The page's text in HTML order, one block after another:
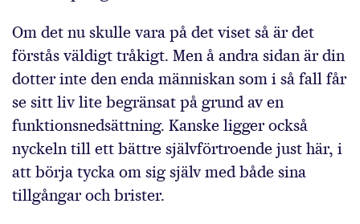
Om det nu skulle vara på det viset så är det
förstås väldigt tråkigt. Men å andra sidan är din
dotter inte den enda människan som i så fall får
se sitt liv lite begränsat på grund av en
funktionsnedsättning. Kanske ligger också
nyckeln till ett bättre självförtroende just här, i
att börja tycka om sig själv med både sina
tillgångar och brister.